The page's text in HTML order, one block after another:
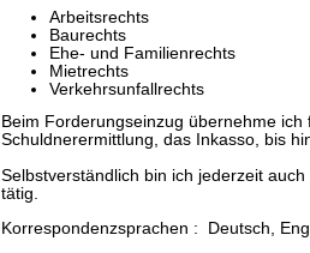
Arbeitsrechts
Baurechts
Ehe- und Familienrechts
Mietrechts
Verkehrsunfallrechts
Beim Forderungseinzug übernehme ich
Schuldnerermittlung, das Inkasso, bis
Selbstverständlich bin ich jederzeit
tätig.
Korrespondenzsprachen : Deutsch,